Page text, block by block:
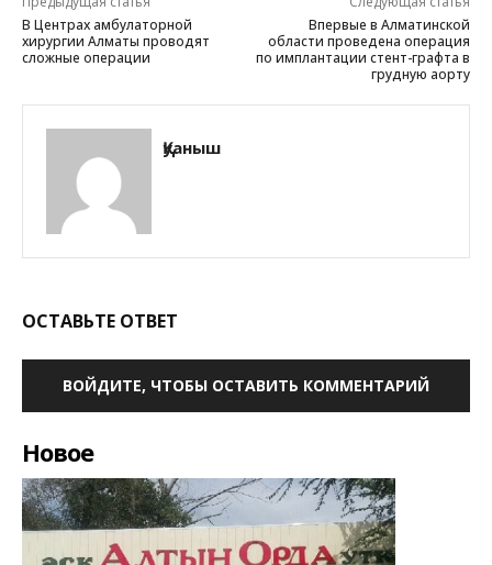
В Центрах амбулаторной
хирургии Алматы проводят
сложные операции
Впервые в Алматинской
области проведена операция
по имплантации стент-графта в
грудную аорту
Қуаныш
ОСТАВЬТЕ ОТВЕТ
ВОЙДИТЕ, ЧТОБЫ ОСТАВИТЬ КОММЕНТАРИЙ
Новое